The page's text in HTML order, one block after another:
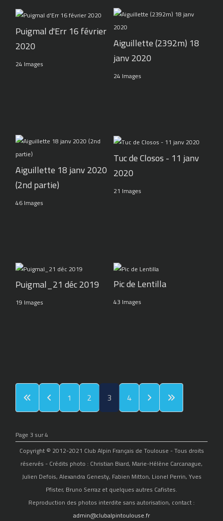
Puigmal d'Err 16 février
2020
24 Images
Aiguillette (2392m) 18
janv 2020
24 Images
Aiguillette 18 janv 2020
(2nd partie)
46 Images
Tuc de Closos - 11 janv
2020
21 Images
Puigmal_21 déc 2019
19 Images
Pic de Lentilla
43 Images
1 2 3 4
Page 3 sur 4
Copyright © 2012-2021 Club Alpin Français de Toulouse - Tous droits
réservés - Crédits photo : Christian Biard, Marie-Hélène Carcanague,
Julien Defois, Alexandra Genesty, Fabien Mitton, Lionel Perrin, Yves
Pfister, Bruno Serraz et quelques autres Cafistes.
Reproduction des photos interdite sans autorisation, contact :
admin@clubalpintoulouse.fr